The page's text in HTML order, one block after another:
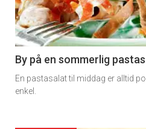
nå
-
5
By på en sommerlig
En pastasalat til middag er alltid
enkel.